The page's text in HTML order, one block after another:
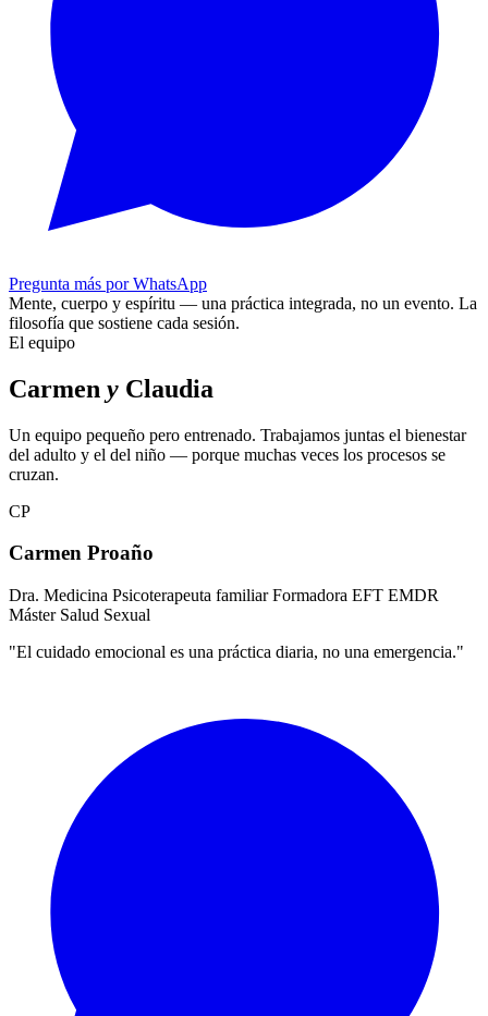
Pregunta más por WhatsApp
Mente, cuerpo y espíritu — una práctica integrada, no un evento. La
filosofía que sostiene cada sesión.
El equipo
Carmen y Claudia
Un equipo pequeño pero entrenado. Trabajamos juntas el bienestar
del adulto y el del niño — porque muchas veces los procesos se
cruzan.
CP
Carmen Proaño
Dra. Medicina Psicoterapeuta familiar Formadora EFT EMDR
Máster Salud Sexual
"El cuidado emocional es una práctica diaria, no una emergencia."